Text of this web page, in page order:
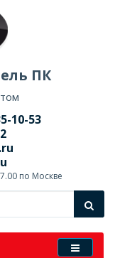
ПК
10-53
по Москве